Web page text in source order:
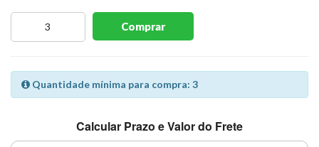
Chat
WhatsApp
nos uma
Comprar
Quantidade mínima para compra: 3
Calcular Prazo e Valor do Frete